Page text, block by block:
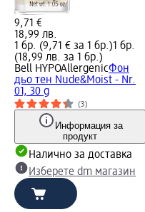
9,71 €
18,99 лв.
1 бр. (9,71 € за 1 бр.)1 бр.
(18,99 лв. за 1 бр.)
Bell HYPOAllergenicФон
дьо тен Nude&Moist - Nr.
01, 30 g
(3)
Информация за
продукт
Налично за доставка
Изберете dm магазин